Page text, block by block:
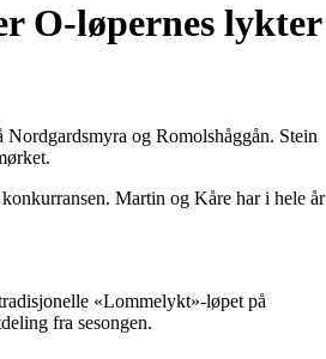
O-løpernes lykter
Nordgardsmyra og Romolshåggån. Stein
Martin og Kåre har i hele år
«Lommelykt»-løpet på
fra sesongen.